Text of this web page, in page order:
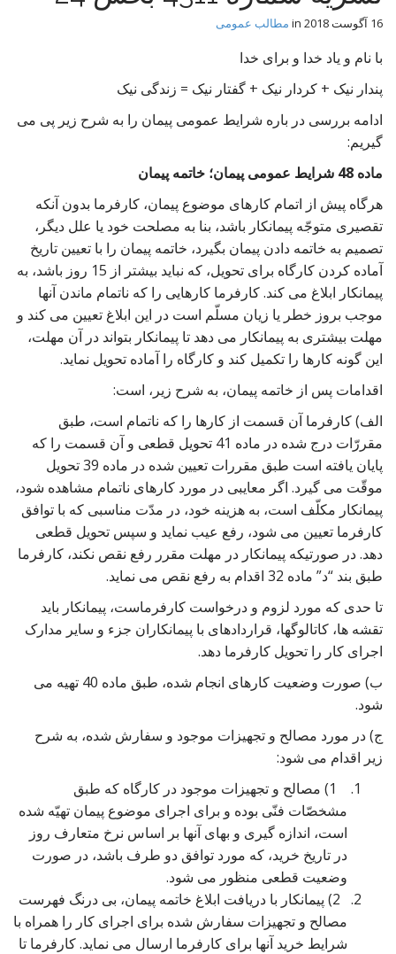
16 آگوست 2018 مطالب عمومی
با نام و یاد خدا و برای خدا
پندار نیک + کردار نیک + گفتار نیک = زندگی نیک
ادامه بررسی در باره شرایط عمومی پیمان را به شرح زیر پی می
گیریم:
ماده 48 شرایط عمومی پیمان؛ خاتمه پیمان
هرگاه پیش از اتمام کارهای موضوع پیمان، کارفرما بدون آنکه
تقصیری متوجّه پیمانکار باشد، بنا به مصلحت خود یا علل دیگر،
تصمیم به خاتمه دادن پیمان بگیرد، خاتمه پیمان را با تعیین تاریخ
آماده کردن کارگاه برای تحویل، که نباید بیشتر از 15 روز باشد، به
پیمانکار ابلاغ می کند. کارفرما کارهایی را که ناتمام ماندن آنها
موجب بروز خطر یا زیان مسلّم است در این ابلاغ تعیین می کند و
مهلت بیشتری به پیمانکار می دهد تا پیمانکار بتواند در آن مهلت،
این گونه کارها را تکمیل کند و کارگاه را آماده تحویل نماید.
اقدامات پس از خاتمه پیمان، به شرح زیر، است:
الف) کارفرما آن قسمت از کارها را که ناتمام است، طبق
مقررّات درج شده در ماده 41 تحویل قطعی و آن قسمت را که
پایان یافته است طبق مقررات تعیین شده در ماده 39 تحویل
موقّت می گیرد. اگر معایبی در مورد کارهای ناتمام مشاهده شود،
پیمانکار مکلّف است، به هزینه خود، در مدّت مناسبی که با توافق
کارفرما تعیین می شود، رفع عیب نماید و سپس تحویل قطعی
دهد. در صورتیکه پیمانکار در مهلت مقرر رفع نقص نکند، کارفرما
طبق بند “د” ماده 32 اقدام به رفع نقص می نماید.
تا حدی که مورد لزوم و درخواست کارفرماست، پیمانکار باید
تقشه ها، کاتالوگها، قراردادهای با پیمانکاران جزء و سایر مدارک
اجرای کار را تحویل کارفرما دهد.
ب) صورت وضعیت کارهای انجام شده، طبق ماده 40 تهیه می
شود.
ج) در مورد مصالح و تجهیزات موجود و سفارش شده، به شرح
زیر اقدام می شود:
1) مصالح و تجهیزات موجود در کارگاه که طبق
مشخصّات فنّی بوده و برای اجرای موضوع پیمان تهیّه شده
است، اندازه گیری و بهای آنها بر اساس نرخ متعارف روز
در تاریخ خرید، که مورد توافق دو طرف باشد، در صورت
وضعیت قطعی منظور می شود.
2) پیمانکار با دریافت ابلاغ خاتمه پیمان، بی درنگ فهرست
مصالح و تجهیزات سفارش شده برای اجرای کار را همراه با
شرایط خرید آنها برای کارفرما ارسال می نماید. کارفرما تا